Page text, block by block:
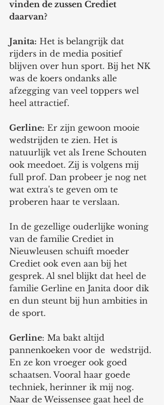
vinden de zussen Crediet
daarvan?
Janita: Het is belangrijk dat
rijders in de media positief
blijven over hun sport. Bij het NK
was de koers ondanks alle
afzegging van veel toppers wel
heel attractief.
Gerline: Er zijn gewoon mooie
wedstrijden te zien. Het is
natuurlijk vet als Irene Schouten
ook meedoet. Zij is volgens mij
full prof. Dan probeer je nog net
wat extra's te geven om te
proberen haar te verslaan.
In de gezellige ouderlijke woning
van de familie Crediet in
Nieuwleusen schuift moeder
Crediet ook even aan bij het
gesprek. Al snel blijkt dat heel de
familie Gerline en Janita door dik
en dun steunt bij hun ambities in
de sport.
Gerline: Ma bakt altijd
pannenkoeken voor de  wedstrijd.
En ze kon vroeger ook goed
schaatsen. Vooral haar goede
techniek, herinner ik mij nog.
Naar de Weissensee gaat heel de